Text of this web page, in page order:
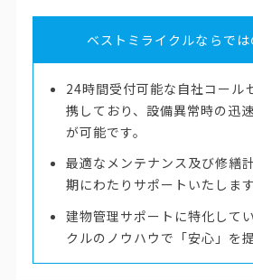
ベストミライクルならでは
24時間受付可能な自社コール
携しており、設備異常時の迅
が可能です。
最適なメンテナンス及び修繕
期にわたりサポートいたします
建物管理サポートに特化して
クルのノウハウで「安心」を